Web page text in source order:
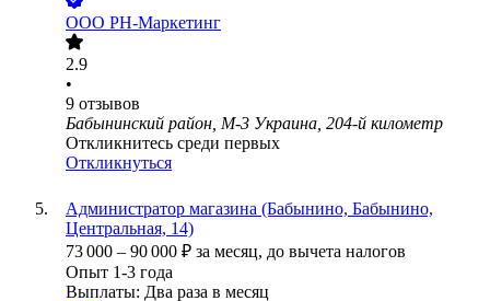
ООО РН-Маркетинг
2.9
•
9 отзывов
Бабынинский район, М-3 Украина, 204-й километр
Откликнитесь среди первых
Откликнуться
Администратор магазина (Бабынино, Бабынино,
Центральная, 14)
73 000 – 90 000 ₽ за месяц, до вычета налогов
Опыт 1-3 года
Выплаты: Два раза в месяц